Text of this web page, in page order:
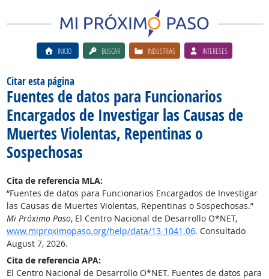
INICIO BUSCAR INDUSTRIAS INTERESES
Citar esta página
Fuentes de datos para Funcionarios
Encargados de Investigar las Causas de
Muertes Violentas, Repentinas o
Sospechosas
Cita de referencia MLA:
“Fuentes de datos para Funcionarios Encargados de Investigar
las Causas de Muertes Violentas, Repentinas o Sospechosas.”
Mi Próximo Paso, El Centro Nacional de Desarrollo O*NET,
www.miproximopaso.org/help/data/13-1041.06. Consultado
August 7, 2026.
Cita de referencia APA:
El Centro Nacional de Desarrollo O*NET. Fuentes de datos para